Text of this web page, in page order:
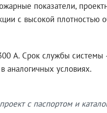
показатели,
с высокой плотностью
А. Срок службы системы
аналогичных условиях.
с паспортом и